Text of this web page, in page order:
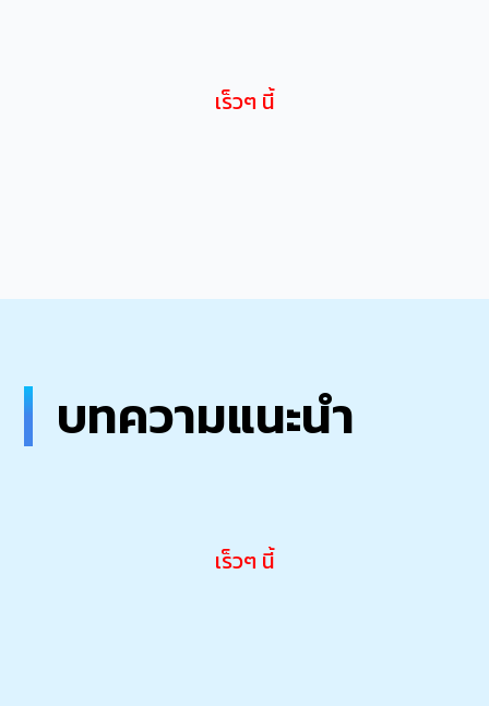
เร็วๆ นี้
บทความแนะนำ
เร็วๆ นี้